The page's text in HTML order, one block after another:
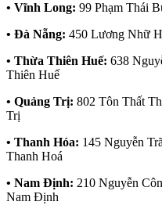
• Vĩnh Long: 99 Phạm Thái
• Đà Nẵng: 450 Lương Nhữ
• Thừa Thiên Huế: 638
Thiên Huế
• Quảng Trị: 802 Tôn Thất
Trị
• Thanh Hóa: 145 Nguyễn
Thanh Hoá
• Nam Định: 210 Nguyễn
Nam Định